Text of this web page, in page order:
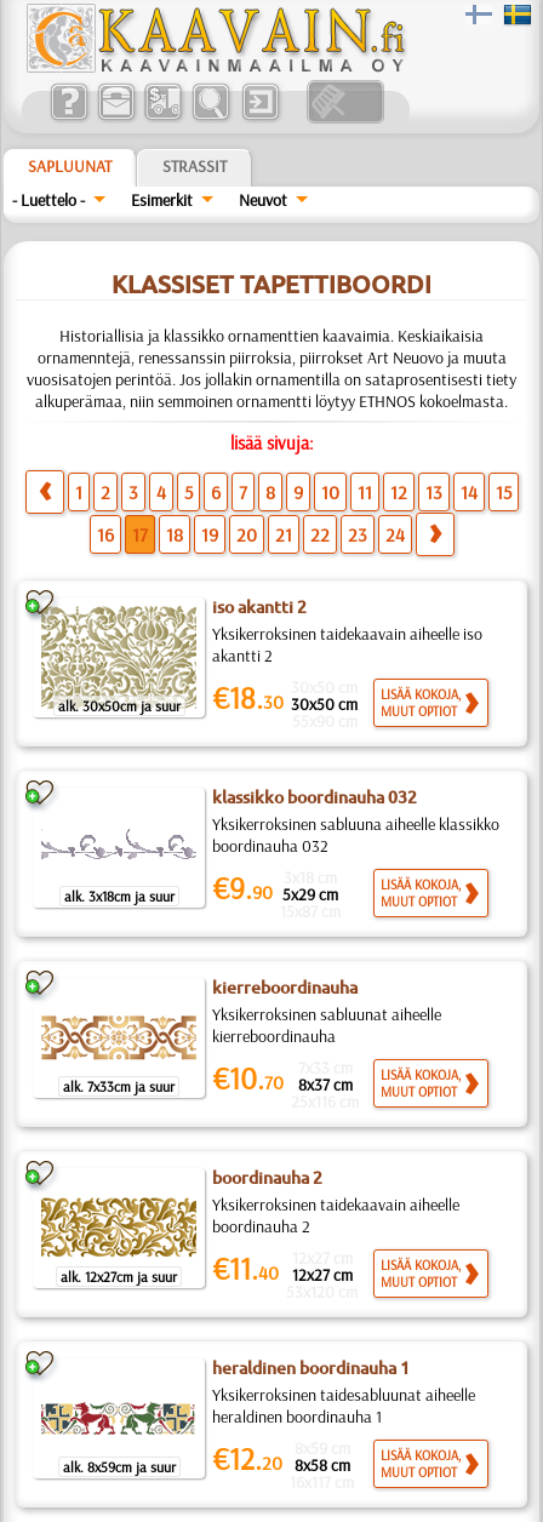
SAPLUUNAT
STRASSIT
- Luettelo -
Esimerkit Neuvot
KLASSISET TAPETTIBOORDI
Historiallisia ja klassikko ornamenttien kaavaimia. Keskiaikaisia
ornamenntejä, renessanssin piirroksia, piirrokset Art Neuovo ja muuta
vuosisatojen perintöä. Jos jollakin ornamentilla on sataprosentisesti tiety
alkuperämaa, niin semmoinen ornamentti löytyy ETHNOS kokoelmasta.
lisää sivuja:
1 2 3 4 5 6 7 8 9 10 11 12 13 14
15
16
17 18 19 20 21 22 23 24
alk. 30x50cm ja suur
iso akantti 2
Yksikerroksinen taidekaavain aiheelle iso
akantti 2
€18.30 30x50 cm
LISÄÄ KOKOJA,
MUUT OPTIOT
alk. 3x18cm ja suur
klassikko boordinauha 032
Yksikerroksinen sabluuna aiheelle klassikko
boordinauha 032
€9.90 5x29 cm
LISÄÄ KOKOJA,
MUUT OPTIOT
alk. 7x33cm ja suur
kierreboordinauha
Yksikerroksinen sabluunat aiheelle
kierreboordinauha
€10.70 8x37 cm
LISÄÄ KOKOJA,
MUUT OPTIOT
alk. 12x27cm ja suur
boordinauha 2
Yksikerroksinen taidekaavain aiheelle
boordinauha 2
€11.40 12x27 cm
LISÄÄ KOKOJA,
MUUT OPTIOT
alk. 8x59cm ja suur
heraldinen boordinauha 1
Yksikerroksinen taidesabluunat aiheelle
heraldinen boordinauha 1
€12.20 8x58 cm
LISÄÄ KOKOJA,
MUUT OPTIOT